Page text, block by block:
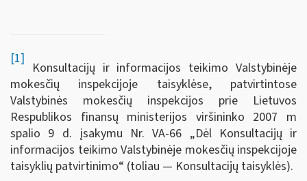
[1]
Konsultacijų ir informacijos teikimo Valstybinėje
mokesčių inspekcijoje taisyklėse, patvirtintose
Valstybinės mokesčių inspekcijos prie Lietuvos
Respublikos finansų ministerijos viršininko 2007 m
spalio 9 d. įsakymu Nr. VA-66 „Dėl Konsultacijų ir
informacijos teikimo Valstybinėje mokesčių inspekcijoje
taisyklių patvirtinimo“ (toliau — Konsultacijų taisyklės).